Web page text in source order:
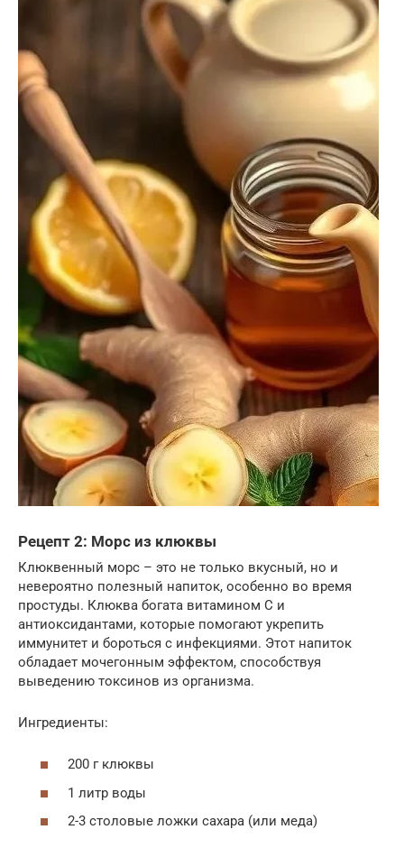
Рецепт 2: Морс из клюквы
Клюквенный морс – это не только вкусный, но и
невероятно полезный напиток, особенно во время
простуды. Клюква богата витамином C и
антиоксидантами, которые помогают укрепить
иммунитет и бороться с инфекциями. Этот напиток
обладает мочегонным эффектом, способствуя
выведению токсинов из организма.
Ингредиенты:
200 г клюквы
1 литр воды
2-3 столовые ложки сахара (или меда)